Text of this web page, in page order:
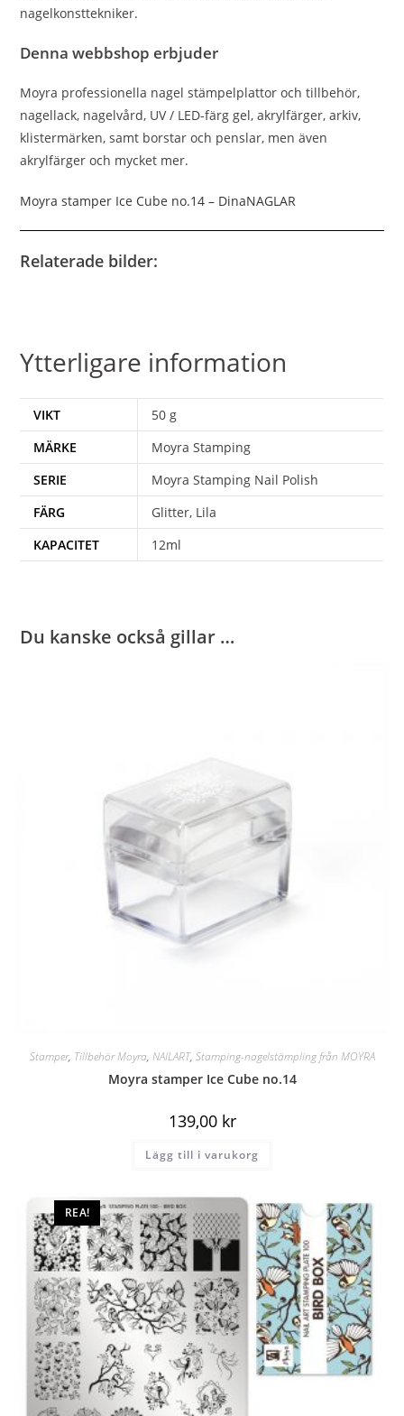
nagelkonsttekniker.
Denna webbshop erbjuder
Moyra professionella nagel stämpelplattor och tillbehör,
nagellack, nagelvård, UV / LED-färg gel, akrylfärger, arkiv,
klistermärken, samt borstar och penslar, men även
akrylfärger och mycket mer.
Moyra stamper Ice Cube no.14 – DinaNAGLAR
Relaterade bilder:
Ytterligare information
VIKT
50 g
MÄRKE
Moyra Stamping
SERIE
Moyra Stamping Nail Polish
FÄRG
Glitter, Lila
KAPACITET
12ml
Du kanske också gillar …
Stamper, Tillbehör Moyra, NAILART, Stamping-nagelstämpling från MOYRA
Moyra stamper Ice Cube no.14
139,00 kr
Lägg till i varukorg
REA!